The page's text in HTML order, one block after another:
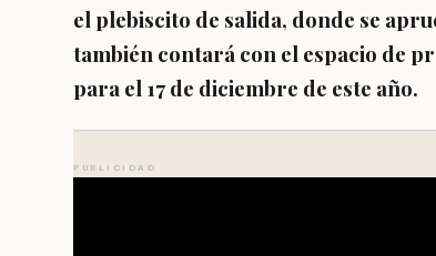
el plebiscito de salida, donde se
también contará con el espacio de
para el 17 de diciembre de este año.
PUBLICIDAD